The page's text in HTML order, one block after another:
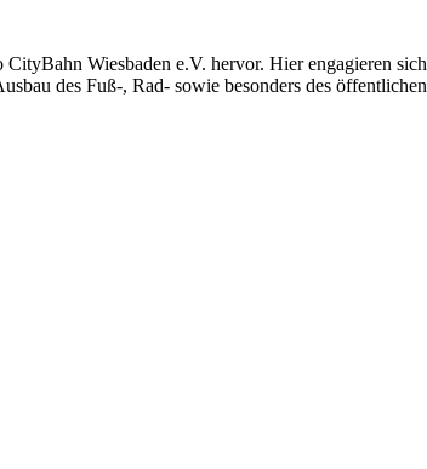
Wiesbaden e.V. hervor. Hier engagieren sich
des Fuß-, Rad- sowie besonders des öffentlichen